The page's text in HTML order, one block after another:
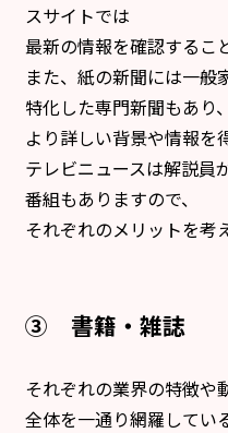
スサイトでは
最新の情報を確認するこ
また、紙の新聞には一般
特化した専門新聞もあり、
より詳しい背景や情報を
テレビニュースは解説員
番組もありますので、
それぞれのメリットを考
③ 書籍・雑誌
それぞれの業界の特徴や
全体を一通り網羅してい